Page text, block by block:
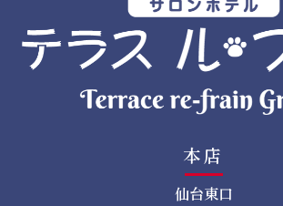
本店
仙台東口